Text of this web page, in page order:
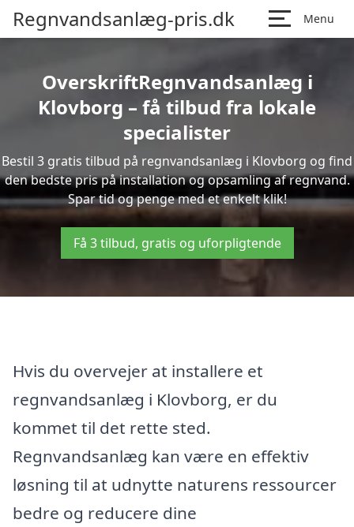
Regnvandsanlæg-pris.dk Menu
OverskriftRegnvandsanlæg i
Klovborg – få tilbud fra lokale
specialister
Bestil 3 gratis tilbud på regnvandsanlæg i Klovborg og find
den bedste pris på installation og opsamling af regnvand.
Spar tid og penge med et enkelt klik!
Få 3 tilbud, gratis og uforpligtende
Hvis du overvejer at installere et
regnvandsanlæg i Klovborg, er du
kommet til det rette sted.
Regnvandsanlæg kan være en effektiv
løsning til at udnytte naturens ressourcer
bedre og reducere dine